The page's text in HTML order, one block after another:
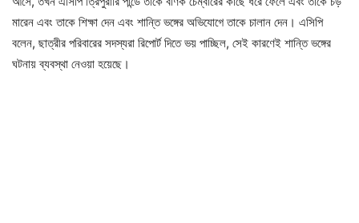
মারেন এবং তাকে শিক্ষা দেন এবং শান্তি ভঙ্গের অভিযোগে তাকে চালান দেন। এসিপি
বলেন, ছাত্রীর পরিবারের সদস্যরা রিপোর্ট দিতে ভয় পাচ্ছিল, সেই কারণেই শান্তি ভঙ্গের
ঘটনায় ব্যবস্থা নেওয়া হয়েছে।